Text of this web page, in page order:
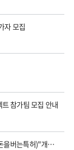
자 모집
참가팀 모집 안내
국립창원대학교 "연구성과 가치창출 워크숍(돈을버는특허)"개최에 따른 수요조사 실시